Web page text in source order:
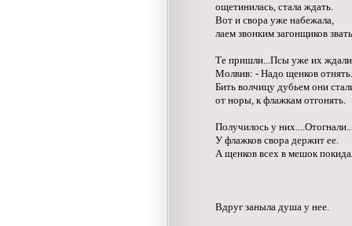
ощетинилась, стала ждать.
Вот и свора уже набежала,
лаем звонким загонщиков
Те пришли...Псы уже их
Молвив: - Надо щенков отнять.
Бить волчицу дубьем они
от норы, к флажкам отгонять.
Получилось у
У флажков свора держит ее.
А щенков всех в мешок
Вдруг заныла душа у нее.